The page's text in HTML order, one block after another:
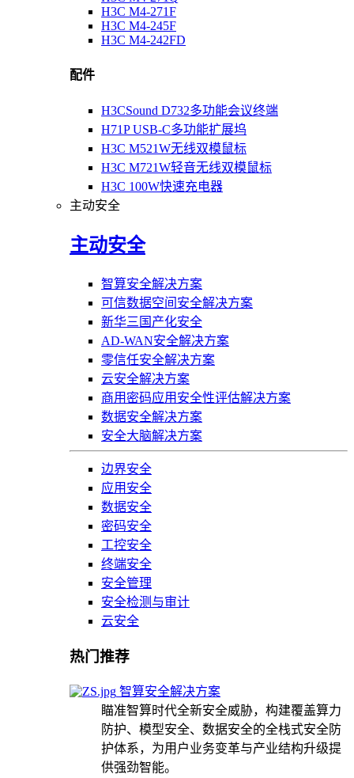
H3C M4-271F
H3C M4-245F
H3C M4-242FD
配件
H3CSound D732多功能会议终端
H71P USB-C多功能扩展坞
H3C M521W无线双模鼠标
H3C M721W轻音无线双模鼠标
H3C 100W快速充电器
主动安全
主动安全
智算安全解决方案
可信数据空间安全解决方案
新华三国产化安全
AD-WAN安全解决方案
零信任安全解决方案
云安全解决方案
商用密码应用安全性评估解决方案
数据安全解决方案
安全大脑解决方案
边界安全
应用安全
数据安全
密码安全
工控安全
终端安全
安全管理
安全检测与审计
云安全
热门推荐
智算安全解决方案
瞄准智算时代全新安全威胁，构建覆盖算力
防护、模型安全、数据安全的全栈式安全防
护体系，为用户业务变革与产业结构升级提
供强劲智能。